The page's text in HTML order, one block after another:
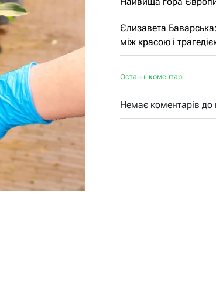
Єлизавета
між красою і
Останні коментарі
Немає коментарів до